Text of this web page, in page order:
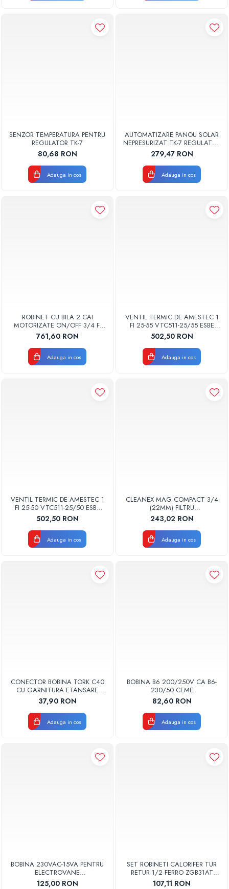
SENZOR TEMPERATURA PENTRU
REGULATOR TK-7
80,68 RON
Adauga in cos
AUTOMATIZARE PANOU SOLAR
NEPRESURIZAT TK-7 REGULATOR
SOLAR 1L04001021
279,47 RON
Adauga in cos
ROBINET CU BILA 2 CAI
MOTORIZATE ON/OFF 3/4 FI
MBA121-20 ESBE 4310 0100
761,60 RON
Adauga in cos
VENTIL TERMIC DE AMESTEC 1
FI 25-55 VTC511-25/55 ESBE
5102 0200
502,50 RON
Adauga in cos
VENTIL TERMIC DE AMESTEC 1
FI 25-50 VTC511-25/50 ESBE
5102 0100
502,50 RON
Adauga in cos
CLEANEX MAG COMPACT 3/4
(22MM) FILTRU
ANTIMAGNETITA COMPACT
PENTRU INSTALTIA TERMICA
LBXMCOM022
243,02 RON
Adauga in cos
CONECTOR BOBINA TORK C40
CU GARNITURA ETANSARE
TORK
37,90 RON
Adauga in cos
BOBINA B6 200/250V CA B6-
230/50 CEME
82,60 RON
Adauga in cos
BOBINA 230VAC-15VA PENTRU
ELECTROVANE
ELECTROVENTILE TORK
125,00 RON
SET ROBINETI CALORIFER TUR
RETUR 1/2 FERRO ZGB31AT
ANTRACIT
107,11 RON